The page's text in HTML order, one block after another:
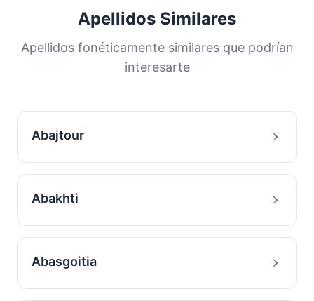
una gran proporción de la población. Esta
distribución nos ayuda a comprender los
orígenes y la historia migratoria de las familias
Apellidos Similares
Apellidos fonéticamente similares que podrían
interesarte
Abajtour
Abakhti
Abasgoitia